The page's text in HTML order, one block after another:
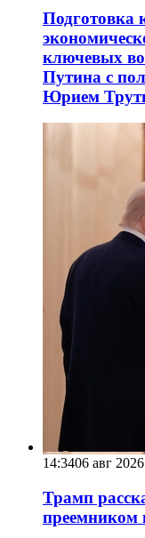
Подготовка
ключевых
Путина с
Юрием
14:3406 авг 2026
Трамп
преемником